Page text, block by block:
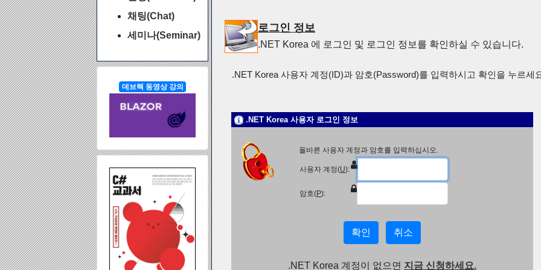
채팅(Chat)
세미나(Seminar)
데브렉 동영상 강의
로그인 정보
.NET Korea 에 로그인 및 로그인 정보를 확인하실 수 있습니다.
.NET Korea 사용자 계정(ID)과 암호(Password)를 입력하시고 확인을 누르세
.NET Korea 사용자 로그인 정보
올바른 사용자 계정과 암호를 입력하십시오.
사용자 계정(U):
암호(P):
.NET Korea 계정이 없으면 지금 신청하세요.